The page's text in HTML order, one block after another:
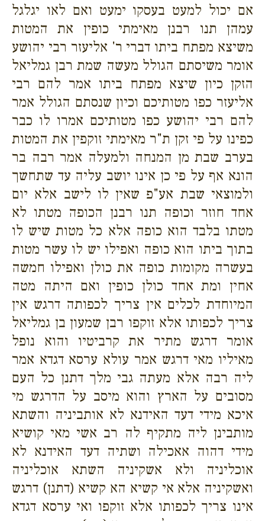
אם יכול למעט בעסקו ימעט ואם לאו יגלגל
עמהן תנו רבנן מאימתי כופין את המטות
משיצא מפתח ביתו דברי ר' אליעזר רבי יהושע
אומר משיסתם הגולל מעשה שמת רבן גמליאל
הזקן כיון שיצא מפתח ביתו אמר להם רבי
אליעזר כפו מטותיכם וכיון שנסתם הגולל אמר
להם רבי יהושע כפו מטותיכם אמרו לו כבר
כפינו על פי זקן ת"ר מאימתי זוקפין את המטות
בערב שבת מן המנחה ולמעלה אמר רבה בר
הונא אף על פי כן אינו יושב עליה עד שתחשך
ולמוצאי שבת אע"פ שאין לו לישב אלא יום
אחד חוזר וכופה תנו רבנן הכופה מטתו לא
מטתו בלבד הוא כופה אלא כל מטות שיש לו
בתוך ביתו הוא כופה ואפילו יש לו עשר מטות
בעשרה מקומות כופה את כולן ואפילו חמשה
אחין ומת אחד כולן כופין ואם היתה מטה
המיוחדת לכלים אין צריך לכפותה דרגש אין
צריך לכפותו אלא זוקפו רבן שמעון בן גמליאל
אומר דרגש מתיר את קרביטיו והוא נופל
מאיליו מאי דרגש אמר עולא ערסא דגדא אמר
ליה רבה אלא מעתה גבי מלך דתנן כל העם
מסובים על הארץ והוא מיסב על הדרגש מי
איכא מידי דעד האידנא לא אותביניה והשתא
מותבינן ליה מתקיף לה רב אשי מאי קושיא
מידי דהוה אאכילה ושתיה דעד האידנא לא
אוכליניה ולא אשקיניה השתא אוכליניה
ואשקיניה אלא אי קשיא הא קשיא (דתנן) דרגש
אינו צריך לכפותו אלא זוקפו ואי ערסא דגדא